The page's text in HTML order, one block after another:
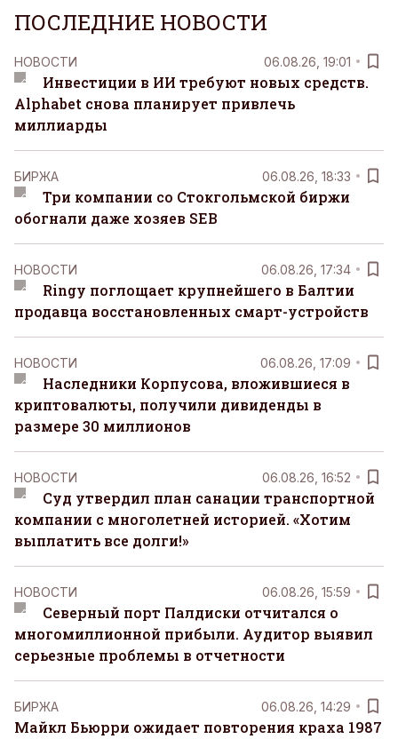
ПОСЛЕДНИЕ НОВОСТИ
НОВОСТИ 06.08.26, 19:01
Инвестиции в ИИ требуют новых средств.
Alphabet снова планирует привлечь
миллиарды
БИРЖА 06.08.26, 18:33
Три компании со Стокгольмской биржи
обогнали даже хозяев SEB
НОВОСТИ 06.08.26, 17:34
Ringy поглощает крупнейшего в Балтии
продавца восстановленных смарт-устройств
НОВОСТИ 06.08.26, 17:09
Наследники Корпусова, вложившиеся в
криптовалюты, получили дивиденды в
размере 30 миллионов
НОВОСТИ 06.08.26, 16:52
Суд утвердил план санации транспортной
компании с многолетней историей. «Хотим
выплатить все долги!»
НОВОСТИ 06.08.26, 15:59
Северный порт Палдиски отчитался о
многомиллионной прибыли. Аудитор выявил
серьезные проблемы в отчетности
БИРЖА 06.08.26, 14:29
Майкл Бьюрри ожидает повторения краха 1987